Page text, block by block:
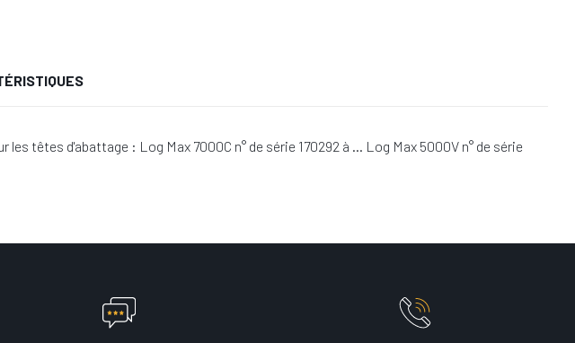
têtes d'abattage : Log Max 7000C n° de série 170292 à … Log Max 5000V n° de série